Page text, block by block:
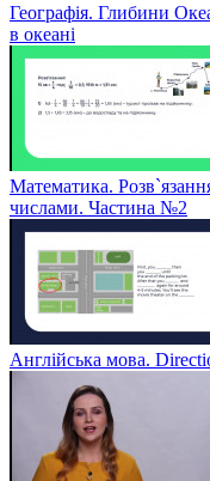
Географія. Глибини
в океані
Математика.
числами. Частина №2
Англійська мова.